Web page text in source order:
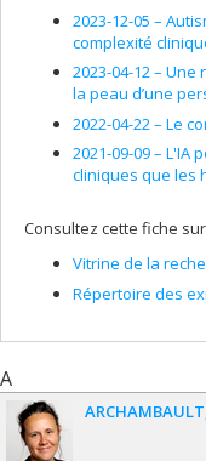
2023-12-05 –
complexité
2023-04-12 – Une
la peau d’une
2022-04-22 – Le
2021-09-09 – L'IA
cliniques que les
Consultez cette fiche
Vitrine de la
Répertoire des
A
ARCHAMBAULT